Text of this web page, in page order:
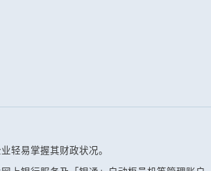
轻易掌握其财政状况。